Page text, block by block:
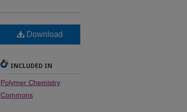
Download
INCLUDED IN
Polymer Chemistry
Commons